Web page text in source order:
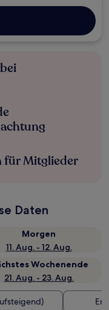
für Mitglieder
Daten
Morgen
11. Aug. - 12. Aug.
Wochenende
21. Aug. - 23. Aug.